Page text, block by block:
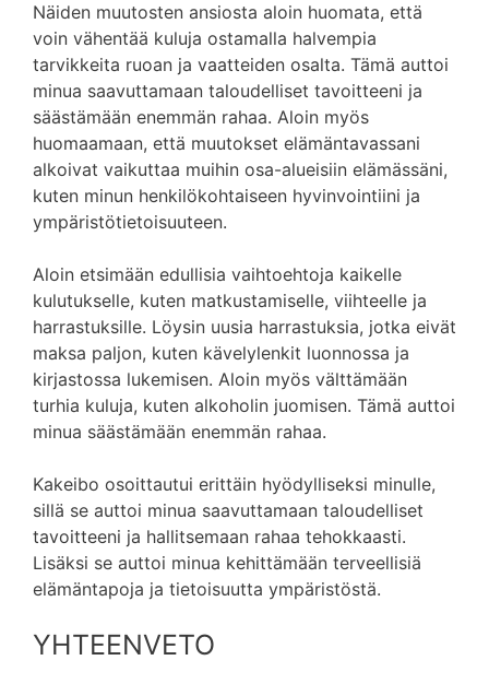
Näiden muutosten ansiosta aloin huomata, että
voin vähentää kuluja ostamalla halvempia
tarvikkeita ruoan ja vaatteiden osalta. Tämä auttoi
minua saavuttamaan taloudelliset tavoitteeni ja
säästämään enemmän rahaa. Aloin myös
huomaamaan, että muutokset elämäntavassani
alkoivat vaikuttaa muihin osa-alueisiin elämässäni,
kuten minun henkilökohtaiseen hyvinvointiini ja
ympäristötietoisuuteen.
Aloin etsimään edullisia vaihtoehtoja kaikelle
kulutukselle, kuten matkustamiselle, viihteelle ja
harrastuksille. Löysin uusia harrastuksia, jotka eivät
maksa paljon, kuten kävelylenkit luonnossa ja
kirjastossa lukemisen. Aloin myös välttämään
turhia kuluja, kuten alkoholin juomisen. Tämä auttoi
minua säästämään enemmän rahaa.
Kakeibo osoittautui erittäin hyödylliseksi minulle,
sillä se auttoi minua saavuttamaan taloudelliset
tavoitteeni ja hallitsemaan rahaa tehokkaasti.
Lisäksi se auttoi minua kehittämään terveellisiä
elämäntapoja ja tietoisuutta ympäristöstä.
YHTEENVETO